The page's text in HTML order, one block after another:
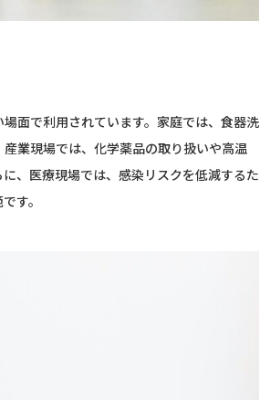
面で利用されています。家庭では、食器洗
業現場では、化学薬品の取り扱いや高温
、医療現場では、感染リスクを低減するた
す。